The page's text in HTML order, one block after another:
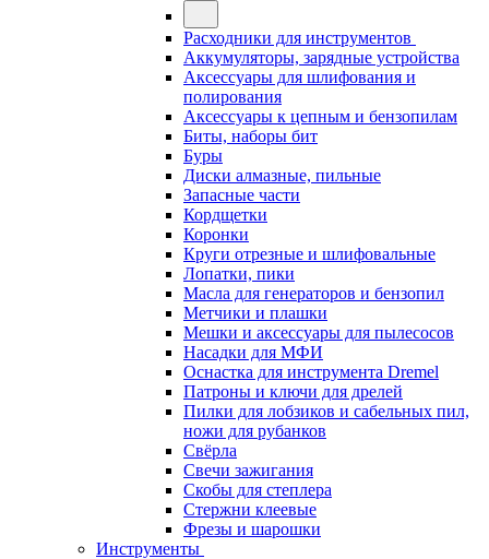
Расходники для инструментов
Аккумуляторы, зарядные устройства
Аксессуары для шлифования и
полирования
Аксессуары к цепным и бензопилам
Биты, наборы бит
Буры
Диски алмазные, пильные
Запасные части
Кордщетки
Коронки
Круги отрезные и шлифовальные
Лопатки, пики
Масла для генераторов и бензопил
Метчики и плашки
Мешки и аксессуары для пылесосов
Насадки для МФИ
Оснастка для инструмента Dremel
Патроны и ключи для дрелей
Пилки для лобзиков и сабельных пил,
ножи для рубанков
Свёрла
Свечи зажигания
Скобы для степлера
Стержни клеевые
Фрезы и шарошки
Инструменты